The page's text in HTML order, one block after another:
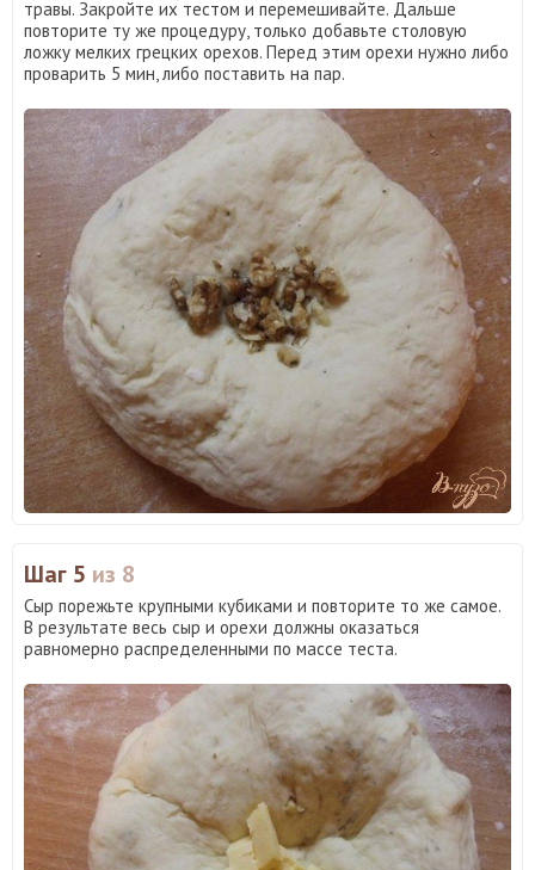
травы. Закройте их тестом и перемешивайте. Дальше
повторите ту же процедуру, только добавьте столовую
ложку мелких грецких орехов. Перед этим орехи нужно либо
проварить 5 мин, либо поставить на пар.
Шаг 5 из 8
Сыр порежьте крупными кубиками и повторите то же самое.
В результате весь сыр и орехи должны оказаться
равномерно распределенными по массе теста.